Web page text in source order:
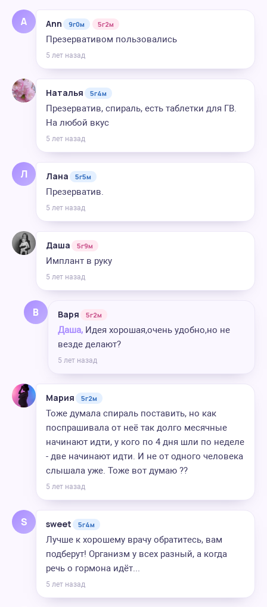
A Ann 9г0м 5г2м
Презервативом пользовались
5 лет назад
Наталья 5г4м
Презерватив, спираль, есть таблетки для ГВ.
На любой вкус
5 лет назад
Л Лана 5г5м
Презерватив.
5 лет назад
Даша 5г9м
Имплант в руку
5 лет назад
В Варя 5г2м
Даша, Идея хорошая,очень удобно,но не
везде делают?
5 лет назад
Мария 5г2м
Тоже думала спираль поставить, но как
поспрашивала от неё так долго месячные
начинают идти, у кого по 4 дня шли по неделе
- две начинают идти. И не от одного человека
слышала уже. Тоже вот думаю ??
5 лет назад
S sweet 5г4м
Лучше к хорошему врачу обратитесь, вам
подберут! Организм у всех разный, а когда
речь о гормона идёт...
5 лет назад